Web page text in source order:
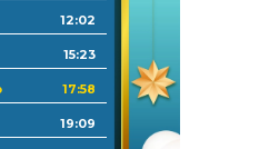
12:02
15:23
17:58
19:09